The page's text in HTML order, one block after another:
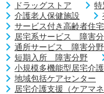
ドラッグストア
特
介護老人保健施設
サービス付き高齢者住宅
居宅系サービス 障害
通所サービス 障害分野
短期入所 障害分野
小規模多機能型居宅介護
地域包括ケアセンター
居宅介護支援（ケアマネ